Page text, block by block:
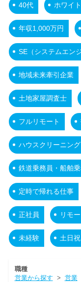
40代 ホワイ
年収1,000万円
SE（システムエンジ
地域未来牽引企業
土地家屋調査士
フルリモート
ハウスクリーニング
鉄道乗務員・船舶
定時で帰れる仕事
正社員 リモ
未経験 土日
職種
営業から探す > 営業